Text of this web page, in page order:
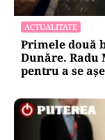
ACTUALITATE
Primele două
Dunăre. Radu
pentru a se